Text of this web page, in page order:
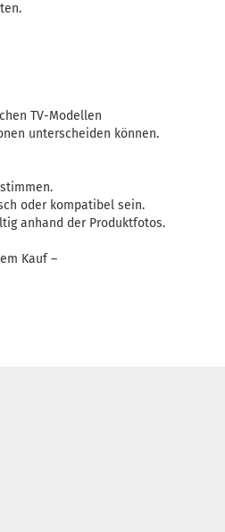
TV-Modellen
unterscheiden können.
oder kompatibel sein.
anhand der Produktfotos.
Kauf –